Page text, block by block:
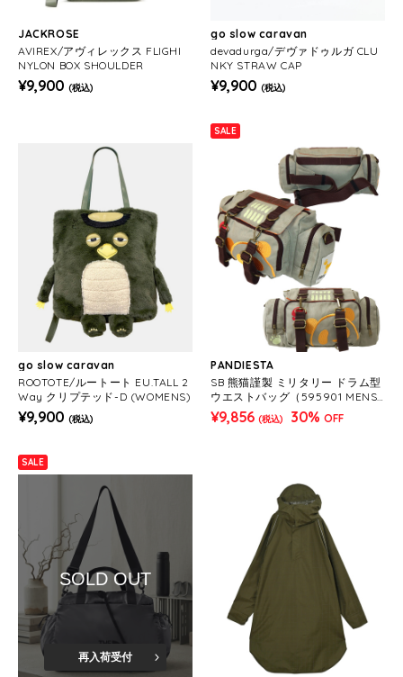
JACKROSE
AVIREX/アヴィレックス FLIGHI
NYLON BOX SHOULDER
¥9,900 (税込)
go slow caravan
devadurga/デヴァドゥルガ CLU
NKY STRAW CAP
¥9,900 (税込)
go slow caravan
ROOTOTE/ルートート EU.TALL 2
Way クリプテッド-D (WOMENS)
¥9,900 (税込)
SALE
PANDIESTA
SB 熊猫謹製 ミリタリー ドラム型
ウエストバッグ（595901 MENS/
WOMENS)
¥9,856 (税込) 30% OFF
SALE
SOLD OUT
再入荷受付